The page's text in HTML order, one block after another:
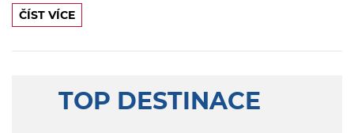
ČÍST VÍCE
TOP DESTINACE